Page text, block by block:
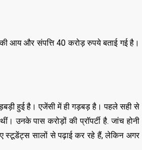
आय और संपत्ति 40 करोड़ रुपये बताई गई है।
हुई है। एजेंसी में ही गड़बड़ है। पहले सही से
उनके पास करोड़ों की प्रॉपर्टी है. जांच होनी
स्टूडेंट्स सालों से पढ़ाई कर रहे हैं, लेकिन अगर